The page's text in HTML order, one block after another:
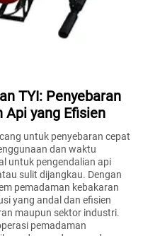
TYI: Penyebaran
Api yang Efisien
untuk penyebaran cepat
dan waktu
untuk pengendalian api
sulit dijangkau. Dengan
pemadaman kebakaran
yang andal dan efisien
maupun sektor industri.
pemadaman